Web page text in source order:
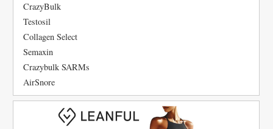
CrazyBulk
Testosil
Collagen Select
Semaxin
Crazybulk SARMs
AirSnore